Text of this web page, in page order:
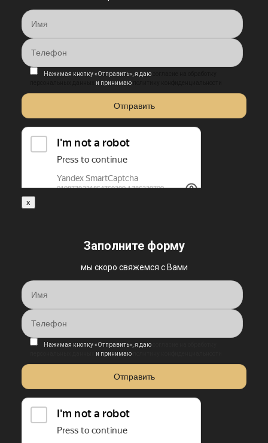
Нажимая кнопку «Отправить», я даю
и принимаю
x
Заполните форму
мы скоро свяжемся с Вами
Нажимая кнопку «Отправить», я даю
и принимаю